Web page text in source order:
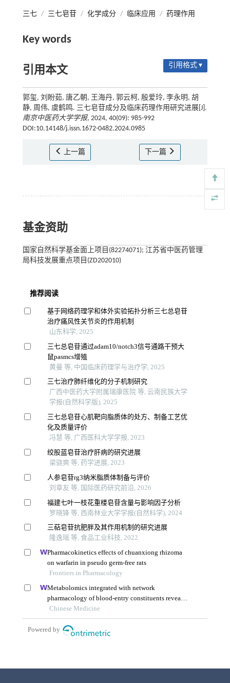
三七 / 三七皂苷 / 化学成分 / 临床应用 / 药理作用
Key words
引用本文 引用格式 ▾
郭玺, 刘盼茹, 唐乙朝, 王海丹, 郭云柯, 殷爱玲, 李永明, 胡
静, 周伟, 虞鹤鸣. 三七皂苷成分及临床药理作用研究进展[J].
南京中医药大学学报, 2024, 40(09): 985-992
DOI:10.14148/j.issn.1672-0482.2024.0985
上一篇 下一篇
基金资助
国家自然科学基金面上项目(82274071); 江苏省中医药管理
局科技发展重点项目(ZD202010)